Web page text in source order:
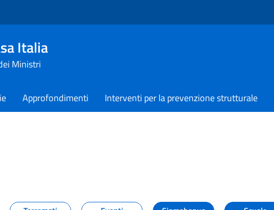
Italia
Ministri
Approfondimenti Interventi per la prevenzione strutturale